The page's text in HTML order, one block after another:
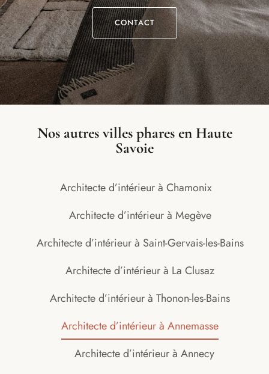
CONTACT
Nos autres villes phares en Haute
Savoie
Architecte d’intérieur à Chamonix
Architecte d’intérieur à Megève
Architecte d’intérieur à Saint-Gervais-les-Bains
Architecte d’intérieur à La Clusaz
Architecte d’intérieur à Thonon-les-Bains
Architecte d’intérieur à Annemasse
Architecte d’intérieur à Annecy